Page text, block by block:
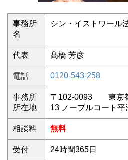
事務所
名
シン・イストワール
代表 髙橋 芳彦
電話 0120-543-258
事務所
所在地
〒102-0093 東京
13 ノーブルコート平
相談料 無料
受付 24時間365日